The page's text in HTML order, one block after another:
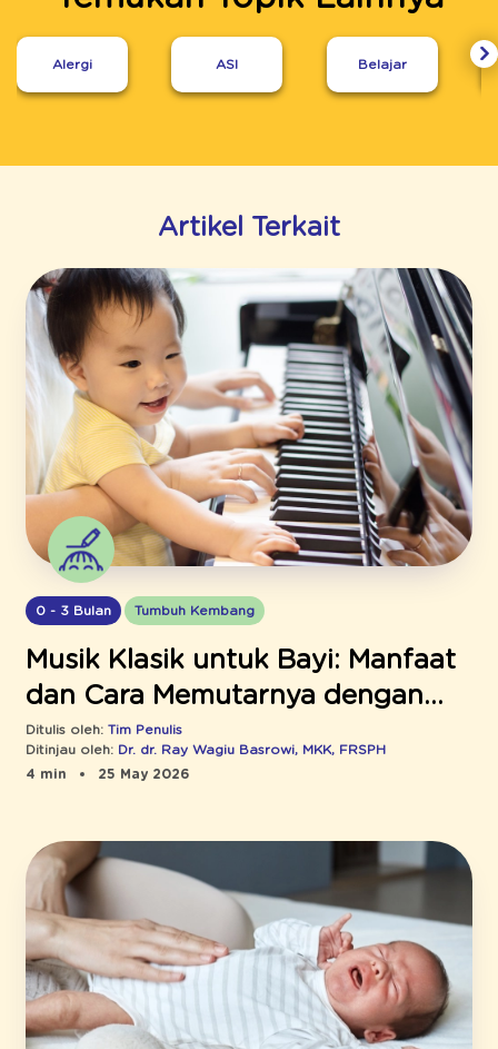
Alergi ASI Belajar
Artikel Terkait
0 - 3 Bulan Tumbuh Kembang
Musik Klasik untuk Bayi: Manfaat
dan Cara Memutarnya dengan
Aman
Ditulis oleh: Tim Penulis
Ditinjau oleh: Dr. dr. Ray Wagiu Basrowi, MKK, FRSPH
4 min
25 May 2026